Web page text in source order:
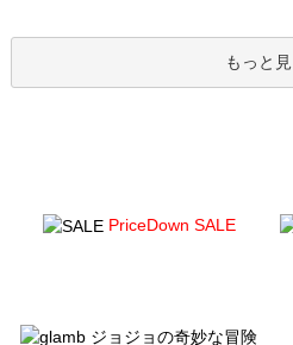
もっと
PriceDown SALE